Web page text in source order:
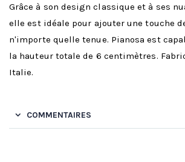
Grâce à son design classique et à ses
elle est idéale pour ajouter une touche
n'importe quelle tenue. Pianosa est
la hauteur totale de 6 centimètres.
Italie.
COMMENTAIRES